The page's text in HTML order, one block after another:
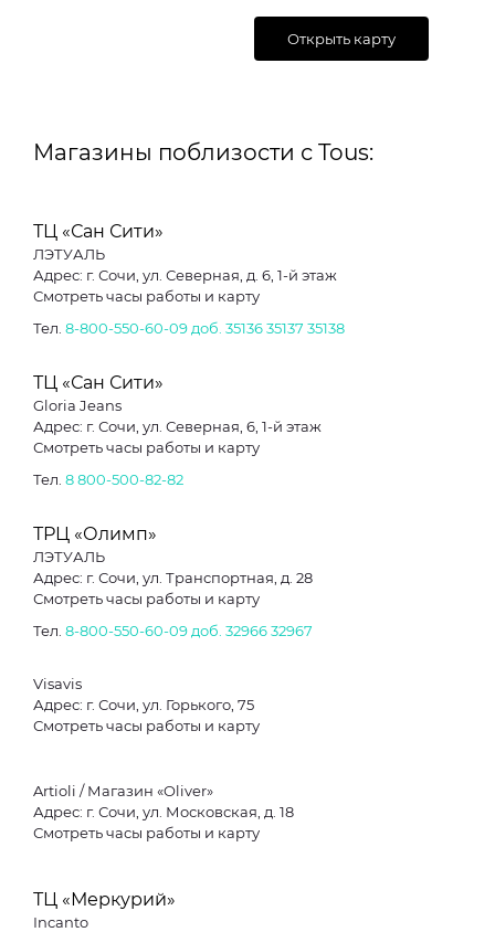
Открыть карту
Магазины поблизости с Tous:
ТЦ «Сан Сити»
ЛЭТУАЛЬ
Адрес: г. Сочи, ул. Северная, д. 6, 1-й этаж
Смотреть часы работы и карту
Тел. 8-800-550-60-09 доб. 3513635137 35138
ТЦ «Сан Сити»
Gloria Jeans
Адрес: г. Сочи, ул. Северная, 6, 1-й этаж
Смотреть часы работы и карту
Тел. 8 800-500-82-82
ТРЦ «Олимп»
ЛЭТУАЛЬ
Адрес: г. Сочи, ул. Транспортная, д. 28
Смотреть часы работы и карту
Тел. 8-800-550-60-09 доб. 3296632967
Visavis
Адрес: г. Сочи, ул. Горького, 75
Смотреть часы работы и карту
Artioli / Магазин «Oliver»
Адрес: г. Сочи, ул. Московская, д. 18
Смотреть часы работы и карту
ТЦ «Меркурий»
Incanto